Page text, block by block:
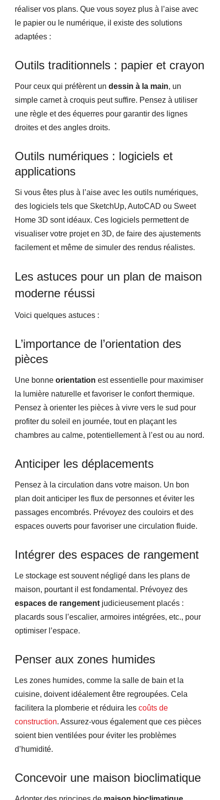
réaliser vos plans. Que vous soyez plus à l’aise avec
le papier ou le numérique, il existe des solutions
adaptées :
Outils traditionnels : papier et crayon
Pour ceux qui préfèrent un dessin à la main, un
simple carnet à croquis peut suffire. Pensez à utiliser
une règle et des équerres pour garantir des lignes
droites et des angles droits.
Outils numériques : logiciels et
applications
Si vous êtes plus à l’aise avec les outils numériques,
des logiciels tels que SketchUp, AutoCAD ou Sweet
Home 3D sont idéaux. Ces logiciels permettent de
visualiser votre projet en 3D, de faire des ajustements
facilement et même de simuler des rendus réalistes.
Les astuces pour un plan de maison
moderne réussi
Voici quelques astuces :
L’importance de l’orientation des
pièces
Une bonne orientation est essentielle pour maximiser
la lumière naturelle et favoriser le confort thermique.
Pensez à orienter les pièces à vivre vers le sud pour
profiter du soleil en journée, tout en plaçant les
chambres au calme, potentiellement à l’est ou au nord.
Anticiper les déplacements
Pensez à la circulation dans votre maison. Un bon
plan doit anticiper les flux de personnes et éviter les
passages encombrés. Prévoyez des couloirs et des
espaces ouverts pour favoriser une circulation fluide.
Intégrer des espaces de rangement
Le stockage est souvent négligé dans les plans de
maison, pourtant il est fondamental. Prévoyez des
espaces de rangement judicieusement placés :
placards sous l’escalier, armoires intégrées, etc., pour
optimiser l’espace.
Penser aux zones humides
Les zones humides, comme la salle de bain et la
cuisine, doivent idéalement être regroupées. Cela
facilitera la plomberie et réduira les coûts de
construction. Assurez-vous également que ces pièces
soient bien ventilées pour éviter les problèmes
d’humidité.
Concevoir une maison bioclimatique